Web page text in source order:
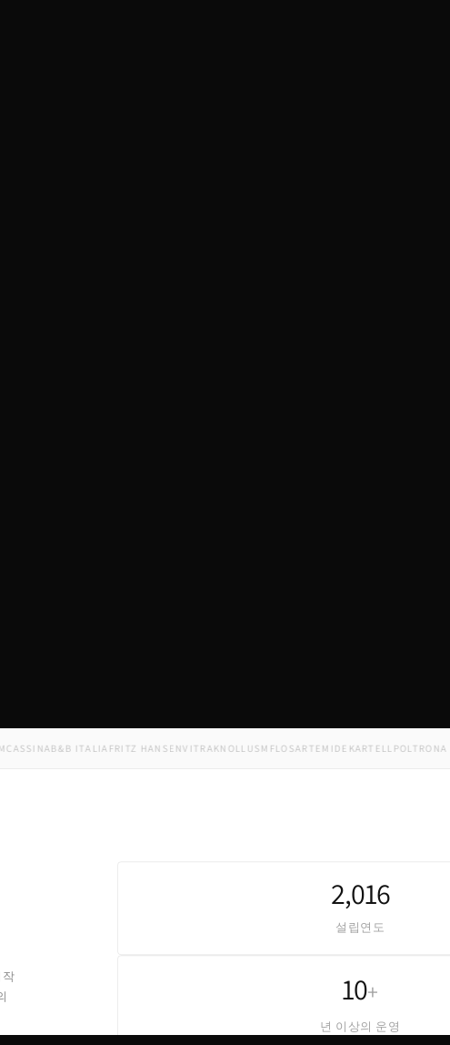
B&B ITALIAFRITZ HANSENVITRAKNOLLUSMFLOS ARTEMIDE KARTELLPOLTRONA FRAU
2,016
설립연도
10+
년 이상의 운영